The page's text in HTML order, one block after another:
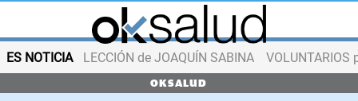
ES NOTICIA LECCIÓN de JOAQUÍN SABINA VOLUNTARIOS
OKSALUD